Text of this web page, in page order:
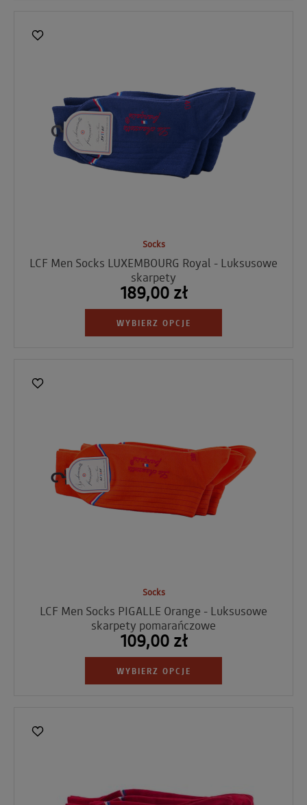
Socks
LCF Men Socks LUXEMBOURG Royal - Luksusowe
skarpety
189,00 zł
WYBIERZ OPCJE
Socks
LCF Men Socks PIGALLE Orange - Luksusowe
skarpety pomarańczowe
109,00 zł
WYBIERZ OPCJE